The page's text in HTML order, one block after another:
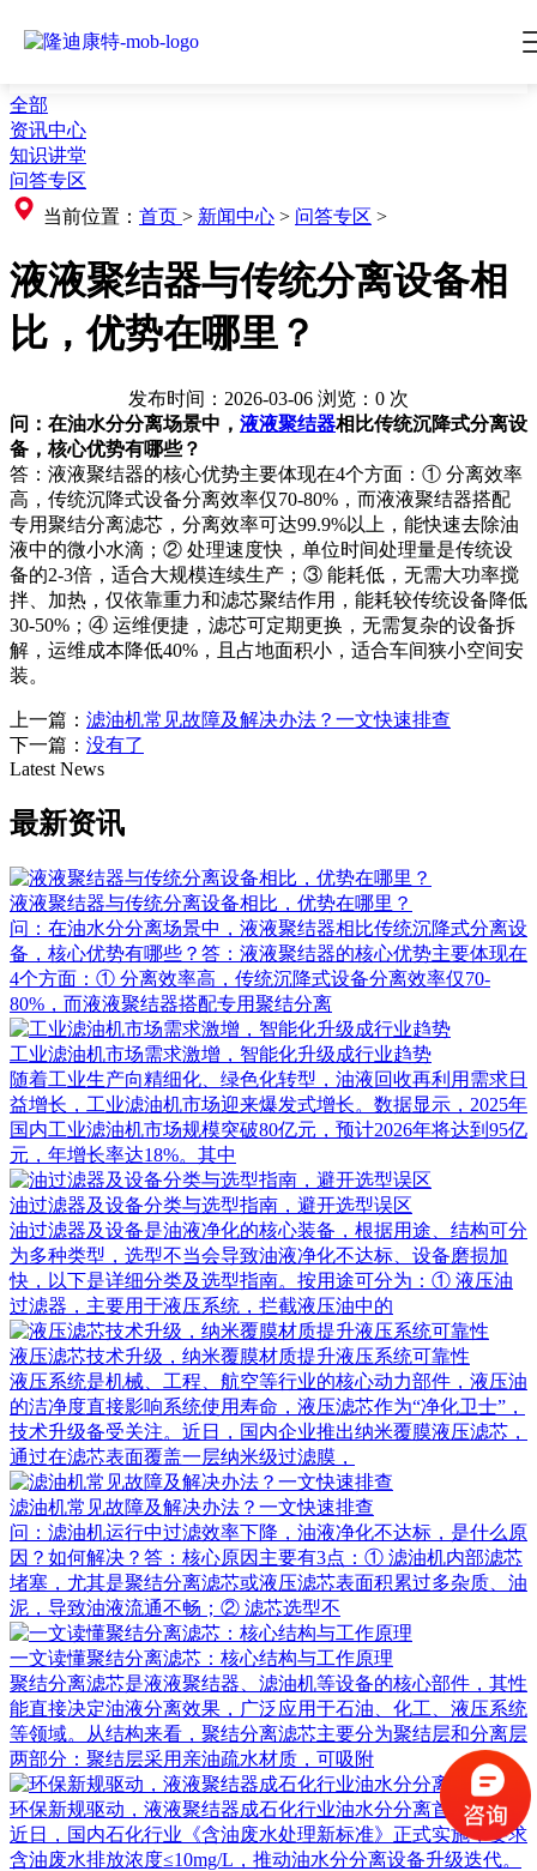
全部
资讯中心
知识讲堂
问答专区
当前位置： 首页 > 新闻中心 > 问答专区 >
液液聚结器与传统分离设备相
比，优势在哪里？
发布时间：2026-03-06 浏览： 0 次
问：在油水分分离场景中， 液液聚结器相比传统沉降式分离设
备，核心优势有哪些？
答：液液聚结器的核心优势主要体现在4个方面：① 分离效率
高，传统沉降式设备分离效率仅70-80%，而液液聚结器搭配
专用聚结分离滤芯，分离效率可达99.9%以上，能快速去除油
液中的微小水滴；② 处理速度快，单位时间处理量是传统设
备的2-3倍，适合大规模连续生产；③ 能耗低，无需大功率搅
拌、加热，仅依靠重力和滤芯聚结作用，能耗较传统设备降低
30-50%；④ 运维便捷，滤芯可定期更换，无需复杂的设备拆
解，运维成本降低40%，且占地面积小，适合车间狭小空间安
装。
上一篇： 滤油机常见故障及解决办法？一文快速排查
下一篇： 没有了
Latest News
最新资讯
液液聚结器与传统分离设备相比，优势在哪里？
问：在油水分分离场景中，液液聚结器相比传统沉降式分离设
备，核心优势有哪些？答：液液聚结器的核心优势主要体现在
4个方面：① 分离效率高，传统沉降式设备分离效率仅70-
80%，而液液聚结器搭配专用聚结分离
工业滤油机市场需求激增，智能化升级成行业趋势
随着工业生产向精细化、绿色化转型，油液回收再利用需求日
益增长，工业滤油机市场迎来爆发式增长。数据显示，2025年
国内工业滤油机市场规模突破80亿元，预计2026年将达到95亿
元，年增长率达18%。其中
油过滤器及设备分类与选型指南，避开选型误区
油过滤器及设备是油液净化的核心装备，根据用途、结构可分
为多种类型，选型不当会导致油液净化不达标、设备磨损加
快，以下是详细分类及选型指南。按用途可分为：① 液压油
过滤器，主要用于液压系统，拦截液压油中的
液压滤芯技术升级，纳米覆膜材质提升液压系统可靠性
液压系统是机械、工程、航空等行业的核心动力部件，液压油
的洁净度直接影响系统使用寿命，液压滤芯作为“净化卫士”，
技术升级备受关注。近日，国内企业推出纳米覆膜液压滤芯，
通过在滤芯表面覆盖一层纳米级过滤膜，
滤油机常见故障及解决办法？一文快速排查
问：滤油机运行中过滤效率下降，油液净化不达标，是什么原
因？如何解决？答：核心原因主要有3点：① 滤油机内部滤芯
堵塞，尤其是聚结分离滤芯或液压滤芯表面积累过多杂质、油
泥，导致油液流通不畅；② 滤芯选型不
一文读懂聚结分离滤芯：核心结构与工作原理
聚结分离滤芯是液液聚结器、滤油机等设备的核心部件，其性
能直接决定油液分离效果，广泛应用于石油、化工、液压系统
等领域。从结构来看，聚结分离滤芯主要分为聚结层和分离层
两部分：聚结层采用亲油疏水材质，可吸附
环保新规驱动，液液聚结器成石化行业油水分分离首选
近日，国内石化行业《含油废水处理新标准》正式实施，要求
含油废水排放浓度≤10mg/L，推动油水分分离设备升级迭代。